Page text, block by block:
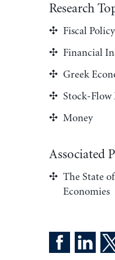
Research
Fiscal Policy
Financial
Greek
Stock-Flow
Money
Associated
The State
Economies